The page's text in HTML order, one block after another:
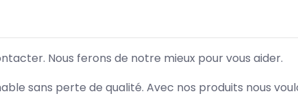
Nous ferons de notre mieux pour vous aider.
sans perte de qualité. Avec nos produits nous